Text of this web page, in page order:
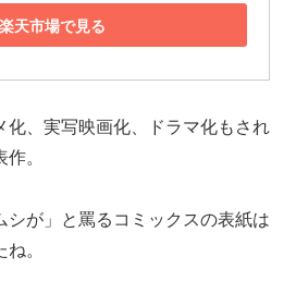
楽天市場で見る
化、実写映画化、ドラマ化もされ
。
シが」と罵るコミックスの表紙は
。